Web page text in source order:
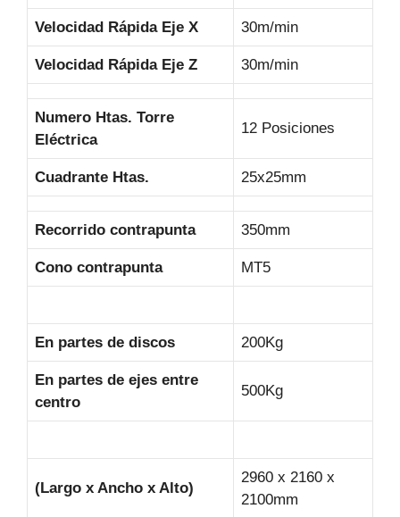
Velocidad Rápida Eje X 30m/min
Velocidad Rápida Eje Z 30m/min
Numero Htas. Torre
Eléctrica
12 Posiciones
Cuadrante Htas. 25x25mm
Recorrido contrapunta 350mm
Cono contrapunta MT5
En partes de discos 200Kg
En partes de ejes entre
centro
500Kg
(Largo x Ancho x Alto)
2960 x 2160 x
2100mm